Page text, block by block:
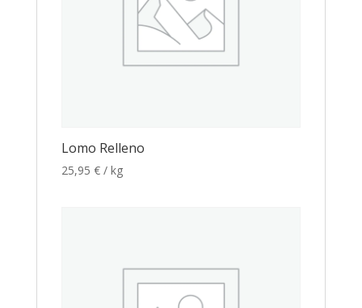
Lomo Relleno
25,95 € / kg